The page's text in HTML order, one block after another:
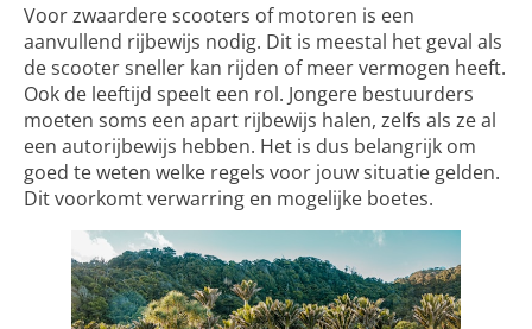
Voor zwaardere scooters of motoren is een
aanvullend rijbewijs nodig. Dit is meestal het geval als
de scooter sneller kan rijden of meer vermogen heeft.
Ook de leeftijd speelt een rol. Jongere bestuurders
moeten soms een apart rijbewijs halen, zelfs als ze al
een autorijbewijs hebben. Het is dus belangrijk om
goed te weten welke regels voor jouw situatie gelden.
Dit voorkomt verwarring en mogelijke boetes.